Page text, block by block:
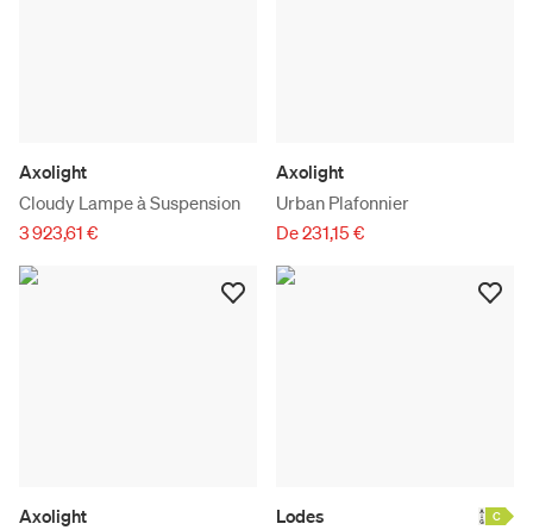
Axolight
Cloudy Lampe à Suspension
3 923,61 €
Axolight
Urban Plafonnier
De 231,15 €
Axolight
Lodes
C